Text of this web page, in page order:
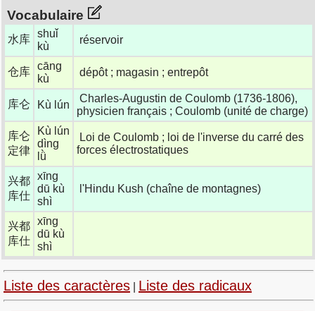
Vocabulaire
水库 shuǐ
kù
réservoir
仓库 cāng
kù
dépôt ; magasin ; entrepôt
库仑 Kù lún
Charles-Augustin de Coulomb (1736-1806),
physicien français ; Coulomb (unité de charge)
库仑
定律
Kù lún
dìng
lǜ
Loi de Coulomb ; loi de l'inverse du carré des
forces électrostatiques
兴都
库仕
xīng
dū kù
shì
l'Hindu Kush (chaîne de montagnes)
兴都
库仕
xīng
dū kù
shì
Liste des caractères Liste des radicaux